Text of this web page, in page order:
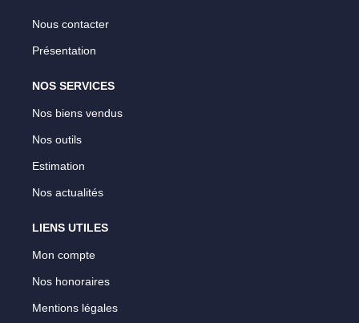
Nous contacter
Présentation
NOS SERVICES
Nos biens vendus
Nos outils
Estimation
Nos actualités
LIENS UTILES
Mon compte
Nos honoraires
Mentions légales